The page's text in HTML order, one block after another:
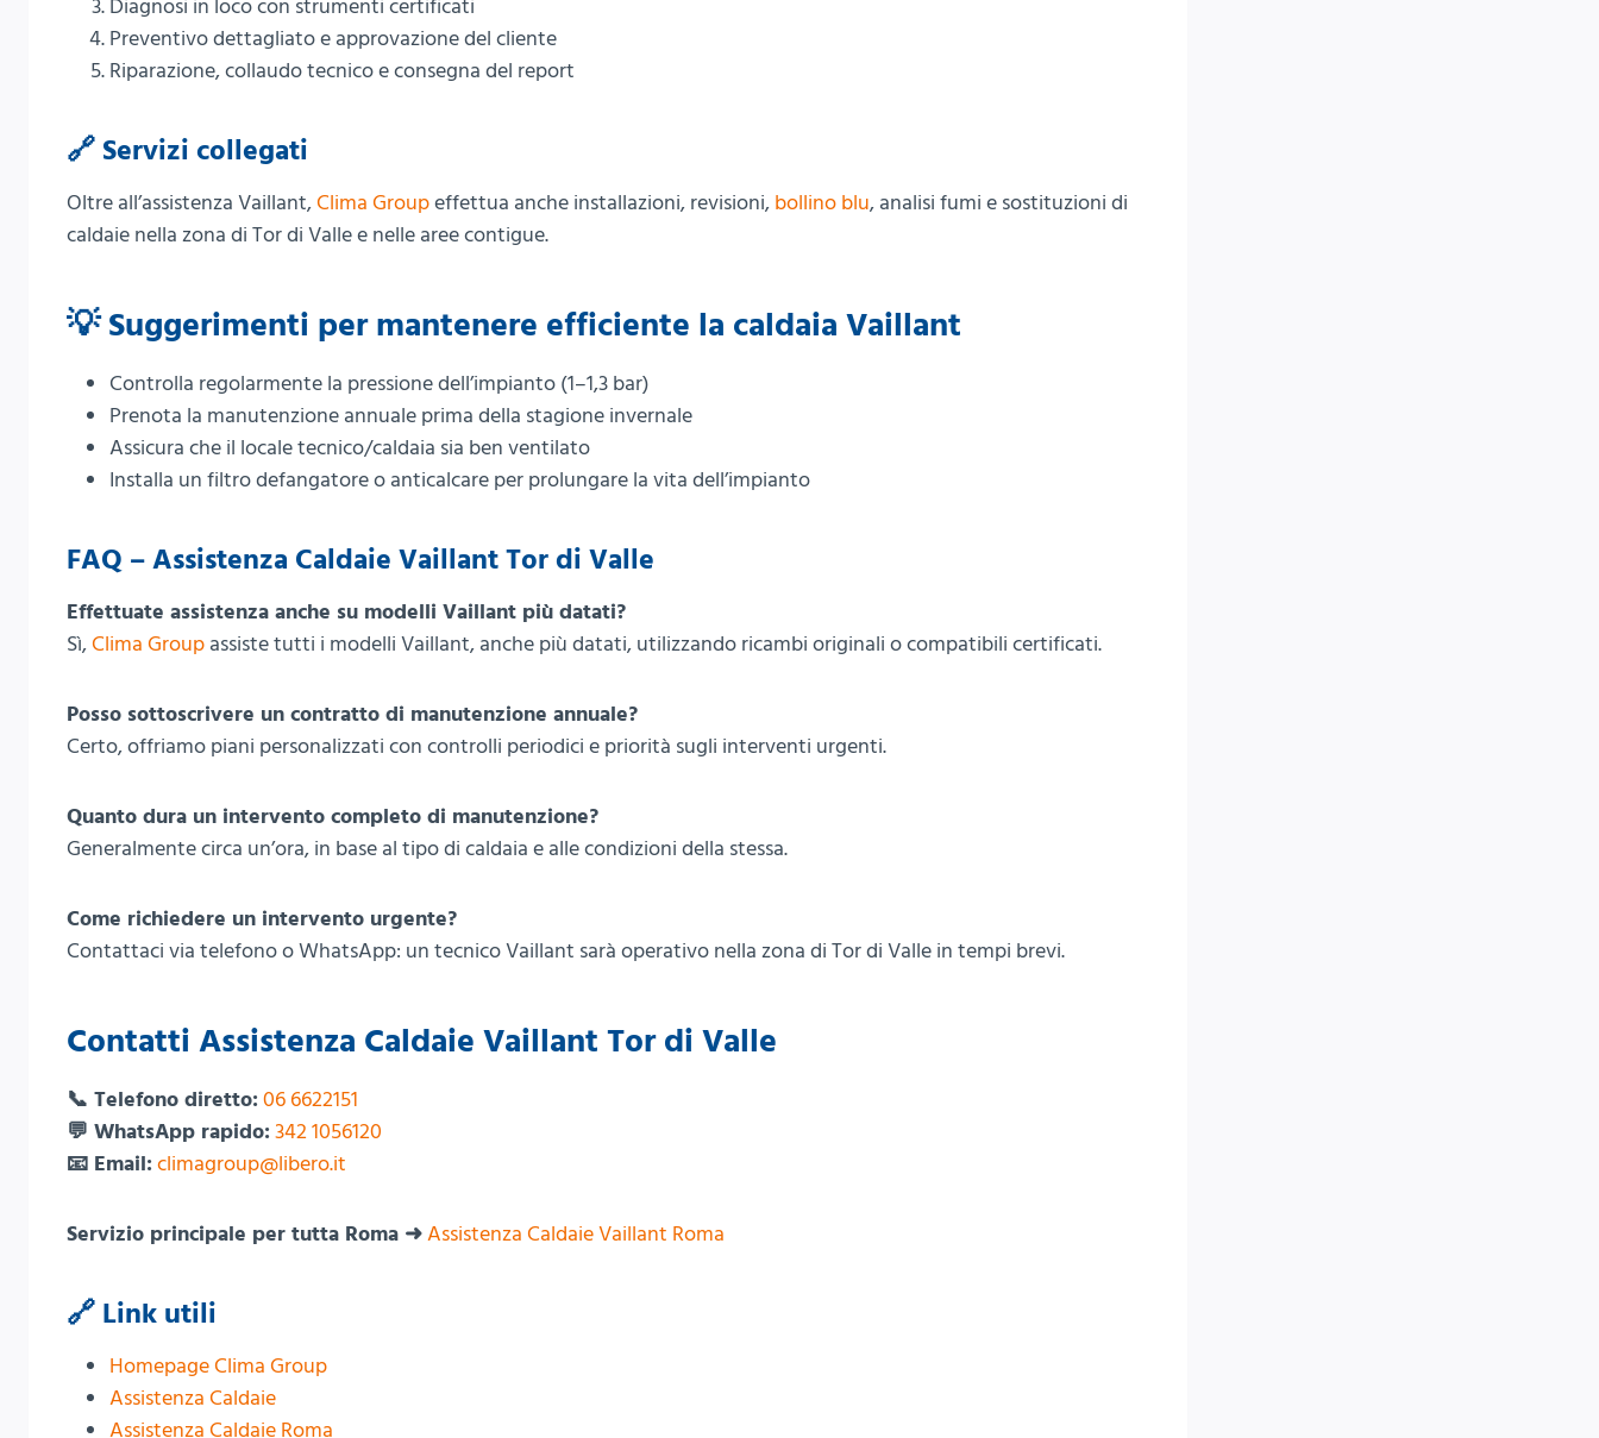
Diagnosi in loco con strumenti certificati
Preventivo dettagliato e approvazione del cliente
Riparazione, collaudo tecnico e consegna del report
🔗 Servizi collegati
Oltre all’assistenza Vaillant,Clima Groupeffettua anche installazioni, revisioni, bollino blu, analisi fumi e sostituzioni di
caldaie nella zona di Tor di Valle e nelle aree contigue.
💡 Suggerimenti per mantenere efficiente la caldaia Vaillant
Controlla regolarmente la pressione dell’impianto (1–1,3 bar)
Prenota la manutenzione annuale prima della stagione invernale
Assicura che il locale tecnico/caldaia sia ben ventilato
Installa un filtro defangatore o anticalcare per prolungare la vita dell’impianto
FAQ – Assistenza Caldaie Vaillant Tor di Valle
Effettuate assistenza anche su modelli Vaillant più datati?
Sì,Clima Group assiste tutti i modelli Vaillant, anche più datati, utilizzando ricambi originali o compatibili certificati.
Posso sottoscrivere un contratto di manutenzione annuale?
Certo, offriamo piani personalizzati con controlli periodici e priorità sugli interventi urgenti.
Quanto dura un intervento completo di manutenzione?
Generalmente circa un’ora, in base al tipo di caldaia e alle condizioni della stessa.
Come richiedere un intervento urgente?
Contattaci via telefono o WhatsApp: un tecnico Vaillant sarà operativo nella zona di Tor di Valle in tempi brevi.
Contatti Assistenza Caldaie Vaillant Tor di Valle
📞 Telefono diretto: 06 6622151
💬 WhatsApp rapido: 342 1056120
📧 Email: climagroup@libero.it
Servizio principale per tutta Roma ➜Assistenza Caldaie Vaillant Roma
🔗 Link utili
Homepage Clima Group
Assistenza Caldaie
Assistenza Caldaie Roma